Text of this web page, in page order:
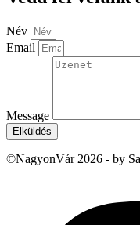
Név
Email
Message
Elküldés
©NagyonVár 2026 - by